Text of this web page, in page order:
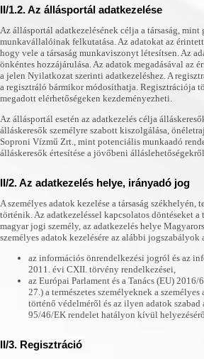
II/1.2. Az állásportál adatkezelése
Az állásportál adatkezelésének célja a társaság, mint
munkavállalóinak felkutatása. Az adatokat az
hogy vele a társaság munkaviszonyt létesítsen. Az
önkéntes hozzájárulása. Az adatok megadásával az
a jelen Nyilatkozat szerinti adatkezeléshez. A
a regisztráló bármikor módosíthatja. Regisztrációja
megadott elérhetőségeken kezdeményezheti.
Az állásportál esetén az adatkezelés célja
álláskeresők személyre szabott kiszolgálása,
Soproni Vízmű Zrt., mint potenciális munkaadó
álláskeresők értesítése a jövőbeni
II/2. Az adatkezelés helye, irányadó jog
A személyes adatok kezelése a társaság
történik. Az adatkezeléssel kapcsolatos döntéseket a
magyar jogi személy, az adatkezelés helye
személyes adatok kezelésére az alábbi jogszabályok
az információs önrendelkezési jogról és az
2011. évi CXII. törvény rendelkezései,
az Európai Parlament és a Tanács (EU)
27.) a természetes személyeknek a
történő védelméről és az ilyen adatok szabad
95/46/EK rendelet hatályon kívül
II/3. Regisztráció